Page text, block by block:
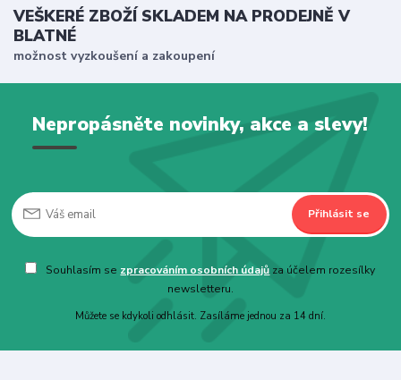
VEŠKERÉ ZBOŽÍ SKLADEM NA PRODEJNĚ V
BLATNÉ
možnost vyzkoušení a zakoupení
Nepropásněte novinky, akce a slevy!
Přihlásit se
Souhlasím se zpracováním osobních údajů za účelem rozesílky
newsletteru.
Můžete se kdykoli odhlásit. Zasíláme jednou za 14 dní.